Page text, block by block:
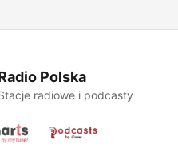
Polska
radiowe i podcasty